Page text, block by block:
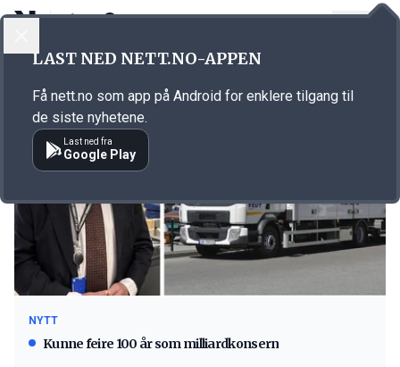
Emne: bil
NYTT
Kunne feire 100 år som milliardkonsern
LAST NED NETT.NO-APPEN
Få nett.no som app på Android for enklere tilgang til
de siste nyhetene.
Last ned fra
Google Play